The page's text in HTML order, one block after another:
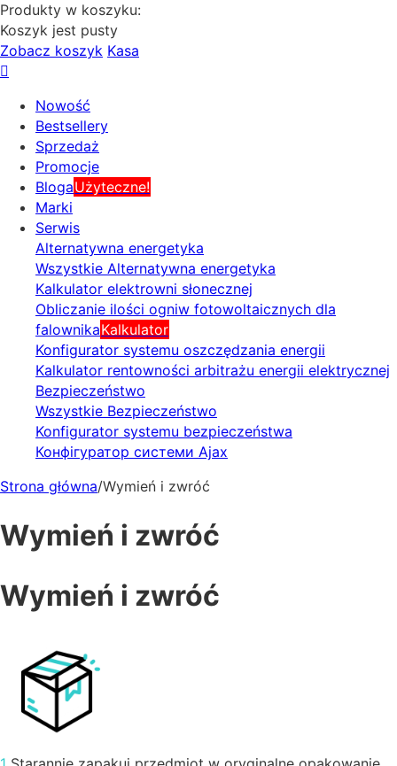
Produkty w koszyku:
Koszyk jest pusty
Zobacz koszyk Kasa
Nowość
Bestsellery
Sprzedaż
Promocje
BlogaUżyteczne!
Marki
Serwis
Alternatywna energetyka
Wszystkie Alternatywna energetyka
Kalkulator elektrowni słonecznej
Obliczanie ilości ogniw fotowoltaicznych dla
falownikaKalkulator
Konfigurator systemu oszczędzania energii
Kalkulator rentowności arbitrażu energii elektrycznej
Bezpieczeństwo
Wszystkie Bezpieczeństwo
Konfigurator systemu bezpieczeństwa
Конфігуратор системи Ajax
Strona główna/Wymień i zwróć
Wymień i zwróć
Wymień i zwróć